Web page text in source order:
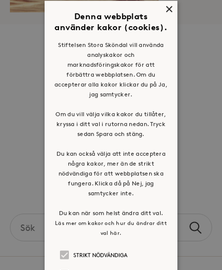
Om oss
Organisation
Historia
Riktlinje för personuppgifter
Visselblåsartjänst
Press & mediakontakt
Volontär hos Stora Sköndal
the
Sök
×
Denna webbplats
använder kakor (cookies).
Stiftelsen Stora Sköndal vill använda
analyskakor och
marknadsföringskakor för att
förbättra webbplatsen. Om du
accepterar alla kakor klickar du på Ja,
jag samtycker.
Om du vill välja vilka kakor du tillåter,
kryssa i ditt val i rutorna nedan. Tryck
sedan Spara och stäng.
Du kan också välja att inte acceptera
några kakor, mer än de strikt
nödvändiga för att webbplatsen ska
fungera. Klicka då på Nej, jag
samtycker inte.
Du kan när som helst ändra ditt val.
Läs mer om kakor och hur du ändrar ditt
val här.
STRIKT NÖDVÄNDIGA